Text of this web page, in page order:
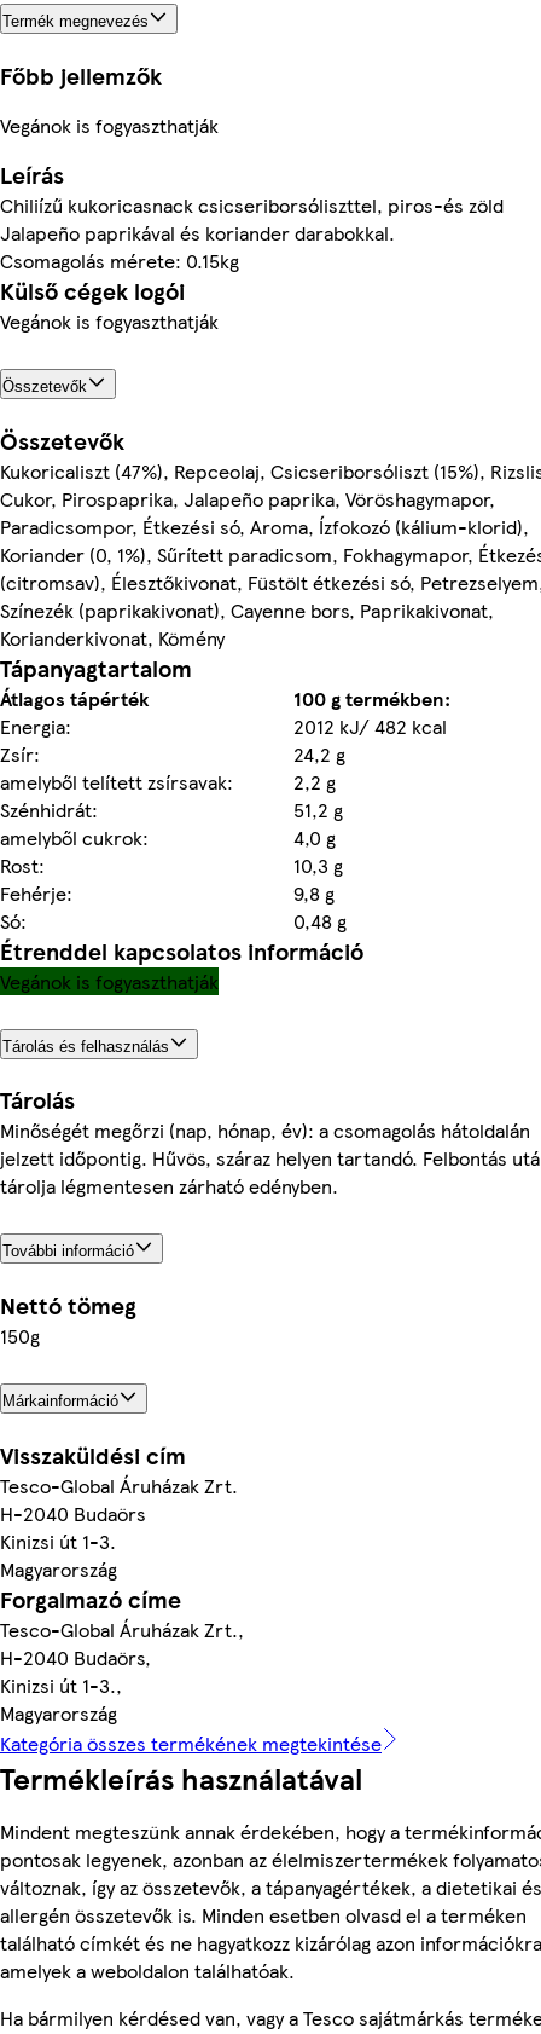
Termék megnevezés
Főbb jellemzők
Vegánok is fogyaszthatják
Leírás
Chiliízű kukoricasnack csicseriborsóliszttel, piros-és zöld
Jalapeño paprikával és koriander darabokkal.
Csomagolás mérete: 0.15kg
Külső cégek logói
Vegánok is fogyaszthatják
Összetevők
Összetevők
Kukoricaliszt (47%), Repceolaj, Csicseriborsóliszt (15%),
Cukor, Pirospaprika, Jalapeño paprika, Vöröshagymapor,
Paradicsompor, Étkezési só, Aroma, Ízfokozó (kálium-klorid),
Koriander (0, 1%), Sűrített paradicsom, Fokhagymapor,
(citromsav), Élesztőkivonat, Füstölt étkezési só,
Színezék (paprikakivonat), Cayenne bors, Paprikakivonat,
Korianderkivonat, Kömény
Tápanyagtartalom
Átlagos tápérték
100 g termékben:
Energia:
2012 kJ/ 482 kcal
Zsír:
24,2 g
amelyből telített zsírsavak:
2,2 g
Szénhidrát:
51,2 g
amelyből cukrok:
4,0 g
Rost:
10,3 g
Fehérje:
9,8 g
Só:
0,48 g
Étrenddel kapcsolatos információ
Vegánok is fogyaszthatják
Tárolás és felhasználás
Tárolás
Minőségét megőrzi (nap, hónap, év): a csomagolás hátoldalán
jelzett időpontig. Hűvös, száraz helyen tartandó. Felbontás
tárolja légmentesen zárható edényben.
További információ
Nettó tömeg
150g
Márkainformáció
Visszaküldési cím
Tesco-Global Áruházak Zrt.
H-2040 Budaörs
Kinizsi út 1-3.
Magyarország
Forgalmazó címe
Tesco-Global Áruházak Zrt.,
H-2040 Budaörs,
Kinizsi út 1-3.,
Magyarország
Kategória összes termékének megtekintése
Termékleírás használatával
Mindent megteszünk annak érdekében, hogy a
pontosak legyenek, azonban az élelmiszertermékek
változnak, így az összetevők, a tápanyagértékek, a dietetikai és
allergén összetevők is. Minden esetben olvasd el a terméken
található címkét és ne hagyatkozz kizárólag azon
amelyek a weboldalon találhatóak.
Ha bármilyen kérdésed van, vagy a Tesco sajátmárkás